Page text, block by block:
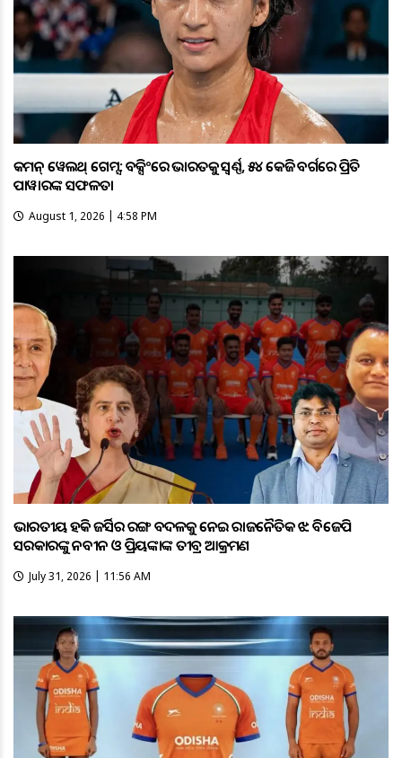
କମନ୍ ୱେଲଥ୍ ଗେମ୍ସ: ବକ୍ସିଂରେ ଭାରତକୁ ସ୍ବର୍ଣ୍ଣ, ୫୪ କେଜି ବର୍ଗରେ ପ୍ରିତି
ପାୱାରଙ୍କ ସଫଳତା
August 1, 2026 | 4:58 PM
ଭାରତୀୟ ହକି ଜର୍ସିର ରଙ୍ଗ ବଦଳକୁ ନେଇ ରାଜନୈତିକ ଝଡ଼: ବିଜେପି
ସରକାରଙ୍କୁ ନବୀନ ଓ ପ୍ରିୟଙ୍କାଙ୍କ ତୀବ୍ର ଆକ୍ରମଣ
July 31, 2026 | 11:56 AM